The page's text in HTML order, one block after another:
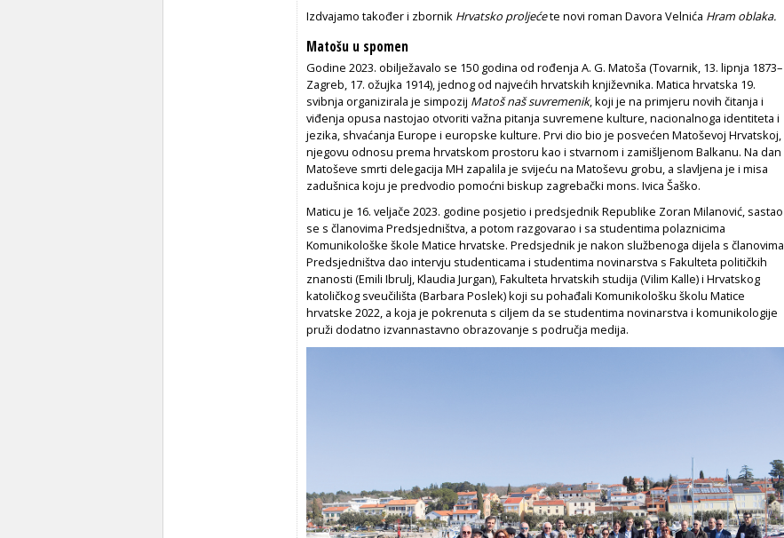
Izdvajamo također i zbornik Hrvatsko proljećete novi roman Davora Velnića Hram oblaka.
Matošu u spomen
Godine 2023. obilježavalo se 150 godina od rođenja A. G. Matoša (Tovarnik, 13. lipnja 1873–
Zagreb, 17. ožujka 1914), jednog od najvećih hrvatskih književnika. Matica hrvatska 19.
svibnja organizirala je simpozij Matoš naš suvremenik, koji je na primjeru novih čitanja i
viđenja opusa nastojao otvoriti važna pitanja suvremene kulture, nacionalnoga identiteta i
jezika, shvaćanja Europe i europske kulture. Prvi dio bio je posvećen Matoševoj Hrvatskoj,
njegovu odnosu prema hrvatskom prostoru kao i stvarnom i zamišljenom Balkanu. Na dan
Matoševe smrti delegacija MH zapalila je svijeću na Matoševu grobu, a slavljena je i misa
zadušnica koju je predvodio pomoćni biskup zagrebački mons. Ivica Šaško.
Maticu je 16. veljače 2023. godine posjetio i predsjednik Republike Zoran Milanović, sastao
se s članovima Predsjedništva, a potom razgovarao i sa studentima polaznicima
Komunikološke škole Matice hrvatske. Predsjednik je nakon službenoga dijela s članovima
Predsjedništva dao intervju studenticama i studentima novinarstva s Fakulteta političkih
znanosti (Emili Ibrulj, Klaudia Jurgan), Fakulteta hrvatskih studija (Vilim Kalle) i Hrvatskog
katoličkog sveučilišta (Barbara Poslek) koji su pohađali Komunikološku školu Matice
hrvatske 2022, a koja je pokrenuta s ciljem da se studentima novinarstva i komunikologije
pruži dodatno izvannastavno obrazovanje s područja medija.